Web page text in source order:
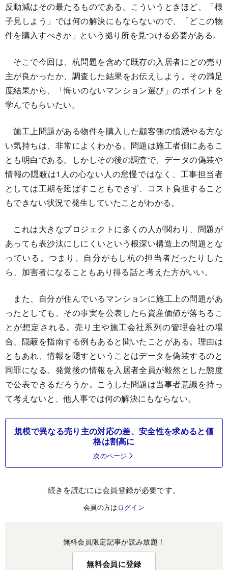
反動減はその最たるものである。こういうときほど、「様
子見しよう」では何の解決にもならないので、「どこの物
件を購入すべきか」という拠り所を見つける必要がある。
そこで今回は、杭問題を含めて既存の入居者にどの売り
主が良かったか、調査した結果をお伝えしよう。その満足
度結果から、「悔いのないマンション選び」のポイントを
学んでもらいたい。
施工上問題がある物件を購入した顧客側の憤懣やる方な
い気持ちは、非常によくわかる。問題は施工者側にあるこ
とも明白である。しかしその後の調査で、データの偽装や
情報の隠蔽は1人の心ない人の怠慢ではなく、工事担当者
としては工期を延ばすこともできず、コスト負担すること
もできない状況で発生していたことがわかる。
これは大きなプロジェクトに多くの人が関わり、問題が
あっても表沙汰にしにくいという根深い構造上の問題とな
っている。つまり、自分がもし杭の担当者だったりした
ら、加害者になることもあり得る話と考えた方がいい。
また、自分が住んでいるマンションに施工上の問題があ
ったとしても、その事実を公表したら資産価値が落ちるこ
とが想定される。売り主や施工会社系列の管理会社の場
合、隠蔽を指南する例もあると聞いたことがある。理由は
ともあれ、情報を隠すということはデータを偽装するのと
同罪になる。発覚後の情報を入居者全員が毅然とした態度
で公表できるだろうか。こうした問題は当事者意識を持っ
て考えないと、他人事では何の解決にもならない。
規模で異なる売り主の対応の差、安全性を求めると価
格は割高に
次のページ
続きを読むには会員登録が必要です。
会員の方は ログイン
無料会員限定記事が読み放題！
無料会員に登録